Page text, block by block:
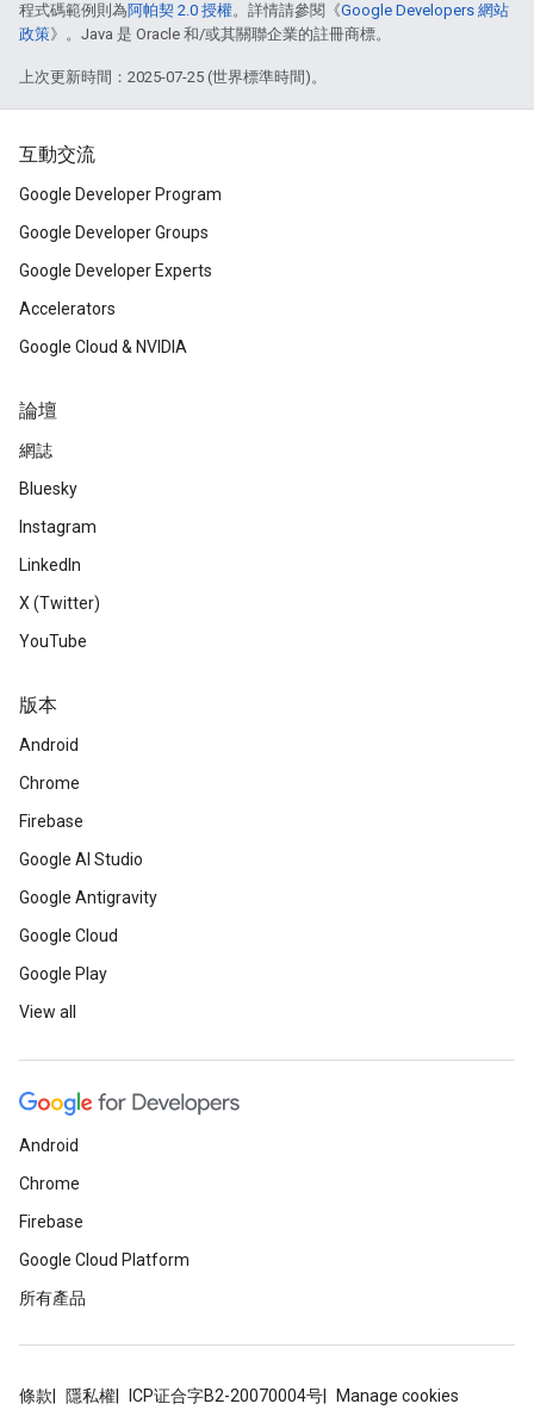
程式碼範例則為阿帕契 2.0 授權。詳情請參閱《Google Developers 網站
政策》。Java 是 Oracle 和/或其關聯企業的註冊商標。
上次更新時間：2025-07-25 (世界標準時間)。
互動交流
Google Developer Program
Google Developer Groups
Google Developer Experts
Accelerators
Google Cloud & NVIDIA
論壇
網誌
Bluesky
Instagram
LinkedIn
X (Twitter)
YouTube
版本
Android
Chrome
Firebase
Google AI Studio
Google Antigravity
Google Cloud
Google Play
View all
Android
Chrome
Firebase
Google Cloud Platform
所有產品
條款 隱私權 ICP证合字B2-20070004号 Manage cookies